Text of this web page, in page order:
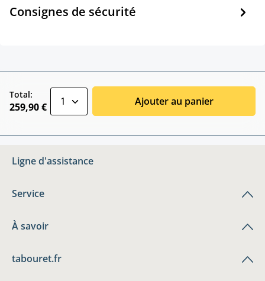
Consignes de sécurité
Total:
259,90 € Ajouter au panier
Ligne d'assistance
Service
À savoir
tabouret.fr